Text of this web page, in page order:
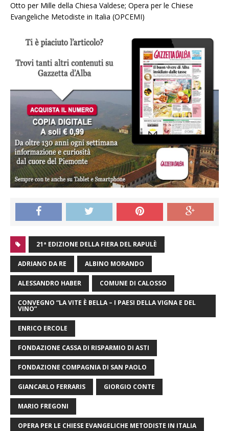
Otto per Mille della Chiesa Valdese; Opera per le Chiese
Evangeliche Metodiste in Italia (OPCEMI)
21ª EDIZIONE DELLA FIERA DEL RAPULÈ
ADRIANO DA RE ALBINO MORANDO
ALESSANDRO HABER COMUNE DI CALOSSO
CONVEGNO “LA VITE È BELLA – I PAESI DELLA VIGNA E DEL
VINO”
ENRICO ERCOLE
FONDAZIONE CASSA DI RISPARMIO DI ASTI
FONDAZIONE COMPAGNIA DI SAN PAOLO
GIANCARLO FERRARIS GIORGIO CONTE
MARIO FREGONI
OPERA PER LE CHIESE EVANGELICHE METODISTE IN ITALIA